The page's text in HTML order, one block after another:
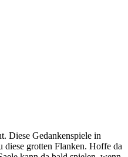
Diese Gedankenspiele in
diese grotten Flanken. Hoffe da